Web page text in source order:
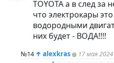
TOYOTA а в след за
что электрокары
водородными
них будет - ВОДА!!!!
№14 ↑ alexkras 17 мая